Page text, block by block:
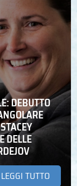
DEBUTTO
DELLE
LEGGI TUTTO